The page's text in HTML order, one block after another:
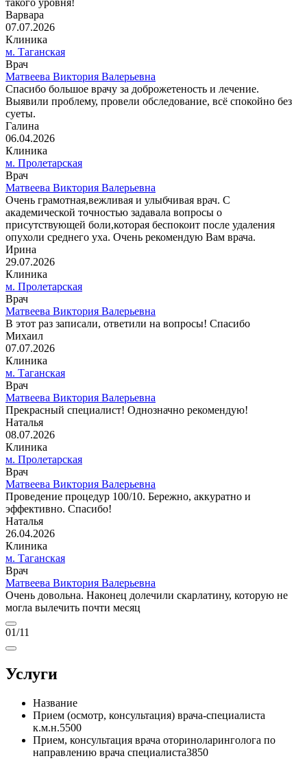
такого уровня!
Варвара
07.07.2026
Клиника
м. Таганская
Врач
Матвеева Виктория Валерьевна
Спасибо большое врачу за доброжетеность и лечение.
Выявили проблему, провели обследование, всё спокойно без
суеты.
Галина
06.04.2026
Клиника
м. Пролетарская
Врач
Матвеева Виктория Валерьевна
Очень грамотная,вежливая и улыбчивая врач. С
академической точностью задавала вопросы о
присутствующей боли,которая беспокоит после удаления
опухоли среднего уха. Очень рекомендую Вам врача.
Ирина
29.07.2026
Клиника
м. Пролетарская
Врач
Матвеева Виктория Валерьевна
В этот раз записали, ответили на вопросы! Спасибо
Михаил
07.07.2026
Клиника
м. Таганская
Врач
Матвеева Виктория Валерьевна
Прекрасный специалист! Однозначно рекомендую!
Наталья
08.07.2026
Клиника
м. Пролетарская
Врач
Матвеева Виктория Валерьевна
Проведение процедур 100/10. Бережно, аккуратно и
эффективно. Спасибо!
Наталья
26.04.2026
Клиника
м. Таганская
Врач
Матвеева Виктория Валерьевна
Очень довольна. Наконец долечили скарлатину, которую не
могла вылечить почти месяц
01/11
Услуги
Название
Прием (осмотр, консультация) врача-специалиста
к.м.н.5500
Прием, консультация врача оториноларинголога по
направлению врача специалиста3850